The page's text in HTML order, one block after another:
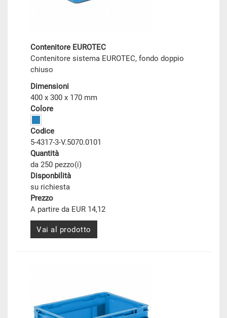
Contenitore EUROTEC
Contenitore sistema EUROTEC, fondo doppio
chiuso
Dimensioni
400 x 300 x 170 mm
Colore
Codice
5-4317-3-V.5070.0101
Quantità
da 250 pezzo(i)
Disponbilità
su richiesta
Prezzo
A partire da EUR 14,12
Vai al prodotto